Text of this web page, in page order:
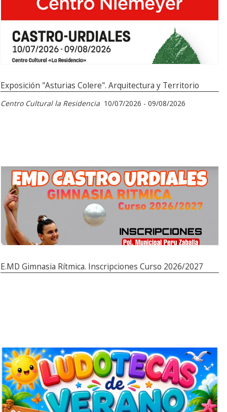
Exposición "Asturias Colere". Arquitectura y Territorio
Centro Cultural la Residencia 10/07/2026 - 09/08/2026
E.MD Gimnasia Rítmica. Inscripciones Curso 2026/2027